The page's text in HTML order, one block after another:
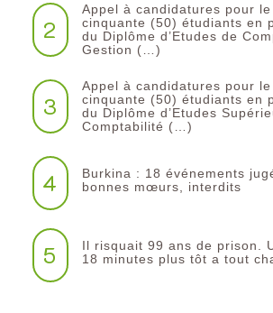
2
Appel à candidatures pour
cinquante (50) étudiants en
du Diplôme d’Etudes de
Gestion (…)
3
Appel à candidatures pour
cinquante (50) étudiants en
du Diplôme d’Etudes
Comptabilité (…)
4
Burkina : 18 événements
bonnes mœurs, interdits
5
Il risquait 99 ans de prison.
18 minutes plus tôt a tout